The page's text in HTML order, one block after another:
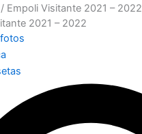
/ Empoli Visitante 2021 – 2022
2021 – 2022